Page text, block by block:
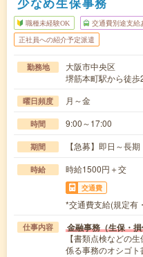
職種未経験OK 交通費別途支給
正社員への紹介予定派遣
勤務地
大阪市中央区
堺筋本町駅から徒
曜日頻度 月～金
時間 9:00～17:00
期間 【急募】即日～長
時給 時給1500円＋交
交通費
*交通費支給(規定有
仕事内容 金融事務（生保・
【書類点検などの
係る事務のオシゴ